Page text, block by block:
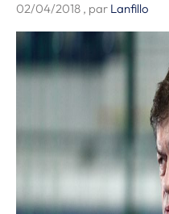
02/04/2018 , par Lanfillo